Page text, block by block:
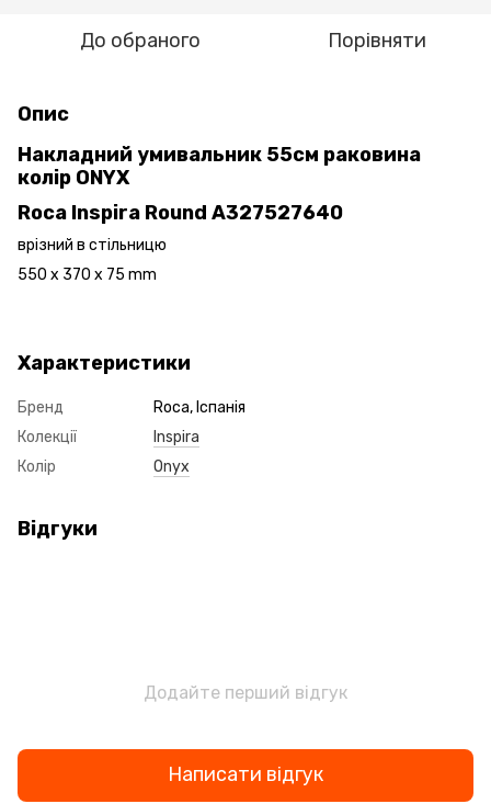
До обраного Порівняти
Опис
Накладний умивальник 55см раковина
колір ONYX
Roca Inspira Round A327527640
врізний в стільницю
550 x 370 x 75 mm
Характеристики
Бренд
Roca, Іспанія
Колекції
Inspira
Колір
Onyx
Відгуки
Додайте перший відгук
Написати відгук